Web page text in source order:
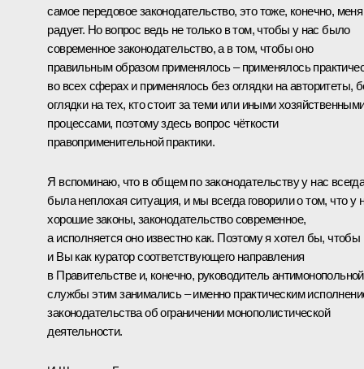
самое передовое законодательство, это тоже, конечно, меня
радует. Но вопрос ведь не только в том, чтобы у нас было
современное законодательство, а в том, чтобы оно
правильным образом применялось – применялось
во всех сферах и применялось без оглядки на авторитеты,
оглядки на тех, кто стоит за теми или иными
процессами, поэтому здесь вопрос чёткости
правоприменительной практики.
Я вспоминаю, что в общем по законодательству у нас
была неплохая ситуация, и мы всегда говорили о том, что у
хорошие законы, законодательство современное,
а исполняется оно известно как. Поэтому я хотел бы, чтобы
и Вы как куратор соответствующего направления
в Правительстве и, конечно, руководитель антимонопольной
службы этим занимались – именно практическим
законодательства об ограничении монополистической
деятельности.